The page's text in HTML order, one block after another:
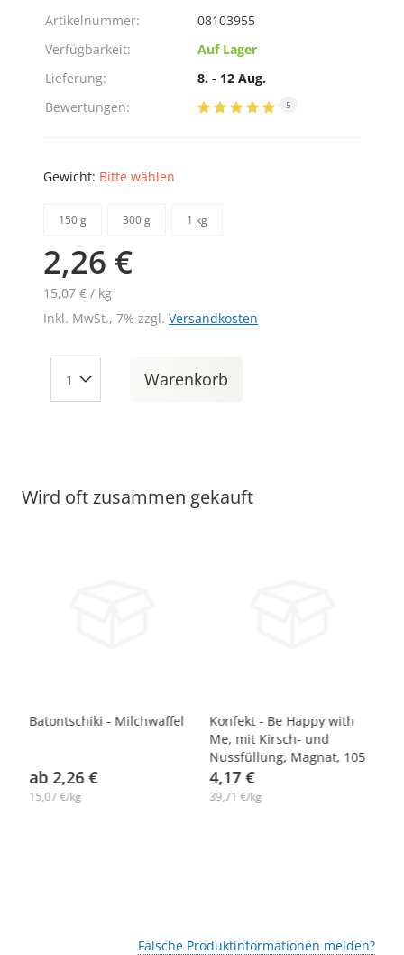
Artikelnummer:
08103955
Verfügbarkeit:
Auf Lager
Lieferung:
8. - 12 Aug.
Bewertungen:
5
Gewicht: Bitte wählen
150 g 300 g 1 kg
2,26 €
15,07 € / kg
Inkl. MwSt., 7% zzgl. Versandkosten
Warenkorb
Wird oft zusammen gekauft
Batontschiki - Milchwaffel
ab 2,26 €
15,07 €/kg
Konfekt - Be Happy with
Me, mit Kirsch- und
Nussfüllung, Magnat, 105
g
4,17 €
39,71 €/kg
Falsche Produktinformationen melden?